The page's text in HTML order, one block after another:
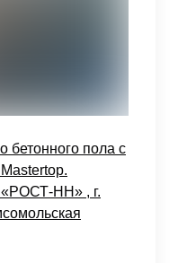
бетонного пола с
НН» , г.